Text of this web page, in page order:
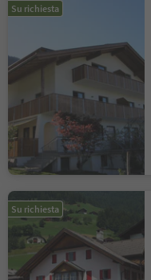
Su richiesta
Su richiesta